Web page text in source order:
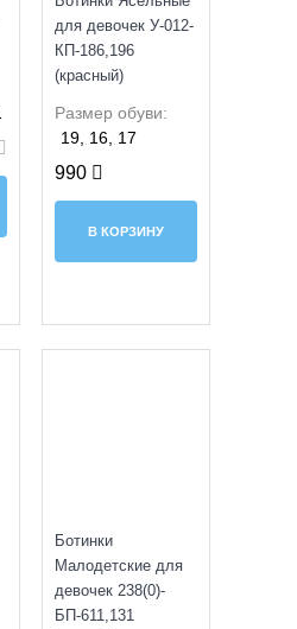
для девочек У-012-
КП-186,196
(красный)
Размер обуви:
19, 16, 17
990
В КОРЗИНУ
Ботинки
Малодетские для
девочек 238(0)-
БП-611,131